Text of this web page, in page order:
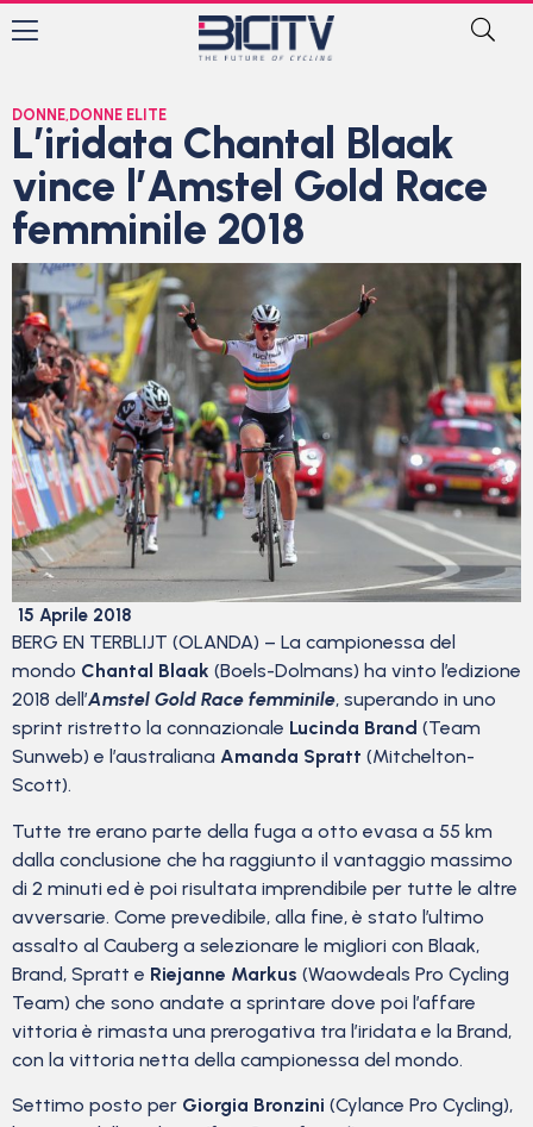
DONNE, DONNE ELITE
L’iridata Chantal Blaak
vince l’Amstel Gold Race
femminile 2018
15 Aprile 2018
BERG EN TERBLIJT (OLANDA) – La campionessa del
mondo Chantal Blaak (Boels-Dolmans) ha vinto l’edizione
2018 dell’Amstel Gold Race femminile, superando in uno
sprint ristretto la connazionale Lucinda Brand (Team
Sunweb) e l’australiana Amanda Spratt (Mitchelton-
Scott).
Tutte tre erano parte della fuga a otto evasa a 55 km
dalla conclusione che ha raggiunto il vantaggio massimo
di 2 minuti ed è poi risultata imprendibile per tutte le altre
avversarie. Come prevedibile, alla fine, è stato l’ultimo
assalto al Cauberg a selezionare le migliori con Blaak,
Brand, Spratt e Riejanne Markus (Waowdeals Pro Cycling
Team) che sono andate a sprintare dove poi l’affare
vittoria è rimasta una prerogativa tra l’iridata e la Brand,
con la vittoria netta della campionessa del mondo.
Settimo posto per Giorgia Bronzini (Cylance Pro Cycling),